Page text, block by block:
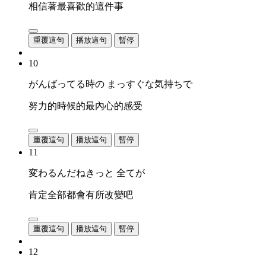
相信著最喜歡的這件事
重覆這句 播放這句 暫停
10
がんばってる時の まっすぐな気持ちで
努力的時候的最內心的感受
重覆這句 播放這句 暫停
11
変わるんだねきっと 全てが
肯定全部都會有所改變吧
重覆這句 播放這句 暫停
12